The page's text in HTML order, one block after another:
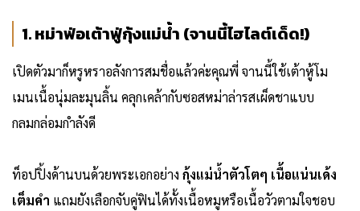
1. หม่าฟ่อเต้าฟู่กุ้งแม่น้ำ (จานนี้ไฮไลต์เด็ด!)
เปิดตัวมาก็หรูหราอลังการสมชื่อแล้วค่ะคุณพี่ จานนี้ใช้เต้าหู้โม
เมนเนื้อนุ่มละมุนลิ้น คลุกเคล้ากับซอสหม่าล่ารสเผ็ดชาแบบ
กลมกล่อมกำลังดี
ท็อปปิ้งด้านบนด้วยพระเอกอย่าง กุ้งแม่น้ำตัวโตๆ เนื้อแน่นเด้ง
เต็มคำ แถมยังเลือกจับคู่ฟินได้ทั้งเนื้อหมูหรือเนื้อวัวตามใจชอบ